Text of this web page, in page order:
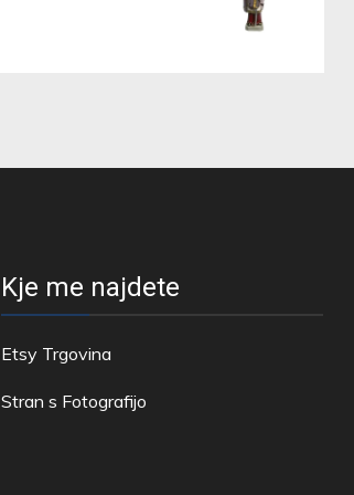
Kje me najdete
Etsy Trgovina
Stran s Fotografijo